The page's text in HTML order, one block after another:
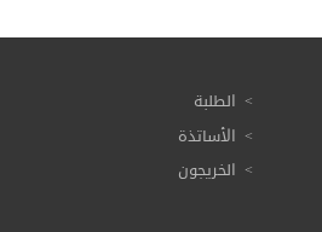
الطلبة
الأساتذة
الخريجون